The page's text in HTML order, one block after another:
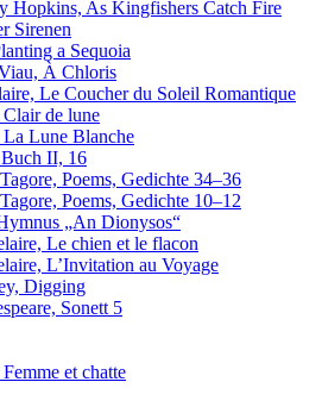
Hopkins, As Kingfishers Catch Fire
Sirenen
a Sequoia
À Chloris
Le Coucher du Soleil Romantique
de lune
La Lune Blanche
II, 16
Poems, Gedichte 34–36
Poems, Gedichte 10–12
„An Dionysos“
Le chien et le flacon
L’Invitation au Voyage
Digging
Sonett 5
et chatte